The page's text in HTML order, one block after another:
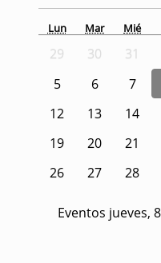
Lun Mar Mié
29 30 31
5
6 7
12
13 14
19
20 21
26
27 28
Eventos jueves,